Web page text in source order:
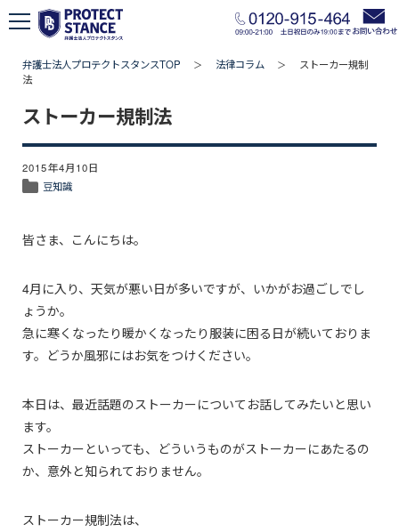
弁護士法人プロテクトスタンスTOP ＞ 法律コラム ＞
ストーカー規制
法
ストーカー規制法
2015年4月10日
豆知識
皆さま、こんにちは。
4月に入り、天気が悪い日が多いですが、いかがお過ごしでし
ょうか。
急に寒くなったり暖かくなったり服装に困る日が続いておりま
す。どうか風邪にはお気をつけください。
本日は、最近話題のストーカーについてお話してみたいと思い
ます。
ストーカーといっても、どういうものがストーカーにあたるの
か、意外と知られておりません。
ストーカー規制法は、